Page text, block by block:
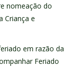
nomeação do
Criança e
em razão da
Feriado